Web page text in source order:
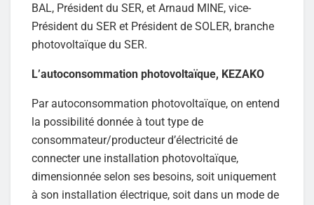
BAL, Président du SER, et Arnaud MINE, vice-
Président du SER et Président de SOLER, branche
photovoltaïque du SER.
L’autoconsommation photovoltaïque, KEZAKO
Par autoconsommation photovoltaïque, on entend
la possibilité donnée à tout type de
consommateur/producteur d’électricité de
connecter une installation photovoltaïque,
dimensionnée selon ses besoins, soit uniquement
à son installation électrique, soit dans un mode de